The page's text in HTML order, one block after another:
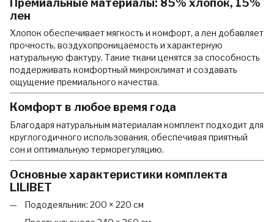
Премиальные материалы: 85% хлопок, 15%
лен
Хлопок обеспечивает мягкость и комфорт, а лен добавляет
прочность, воздухопроницаемость и характерную
натуральную фактуру. Такие ткани ценятся за способность
поддерживать комфортный микроклимат и создавать
ощущение премиального качества.
Комфорт в любое время года
Благодаря натуральным материалам комплект подходит для
круглогодичного использования, обеспечивая приятный
сон и оптимальную терморегуляцию.
Основные характеристики комплекта
LILIBET
Пододеяльник: 200 × 220 см